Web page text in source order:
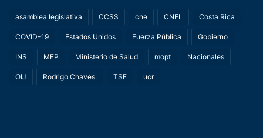
asamblea legislativa CCSS cne CNFL Costa Rica
COVID-19 Estados Unidos Fuerza Pública Gobierno
INS MEP Ministerio de Salud mopt Nacionales
OIJ Rodrigo Chaves. TSE ucr